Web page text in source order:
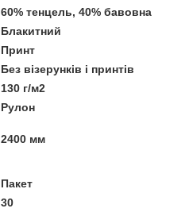
60% тенцель, 40% бавовна
Блакитний
Принт
Без візерунків і принтів
130 г/м2
Рулон
2400 мм
Пакет
30